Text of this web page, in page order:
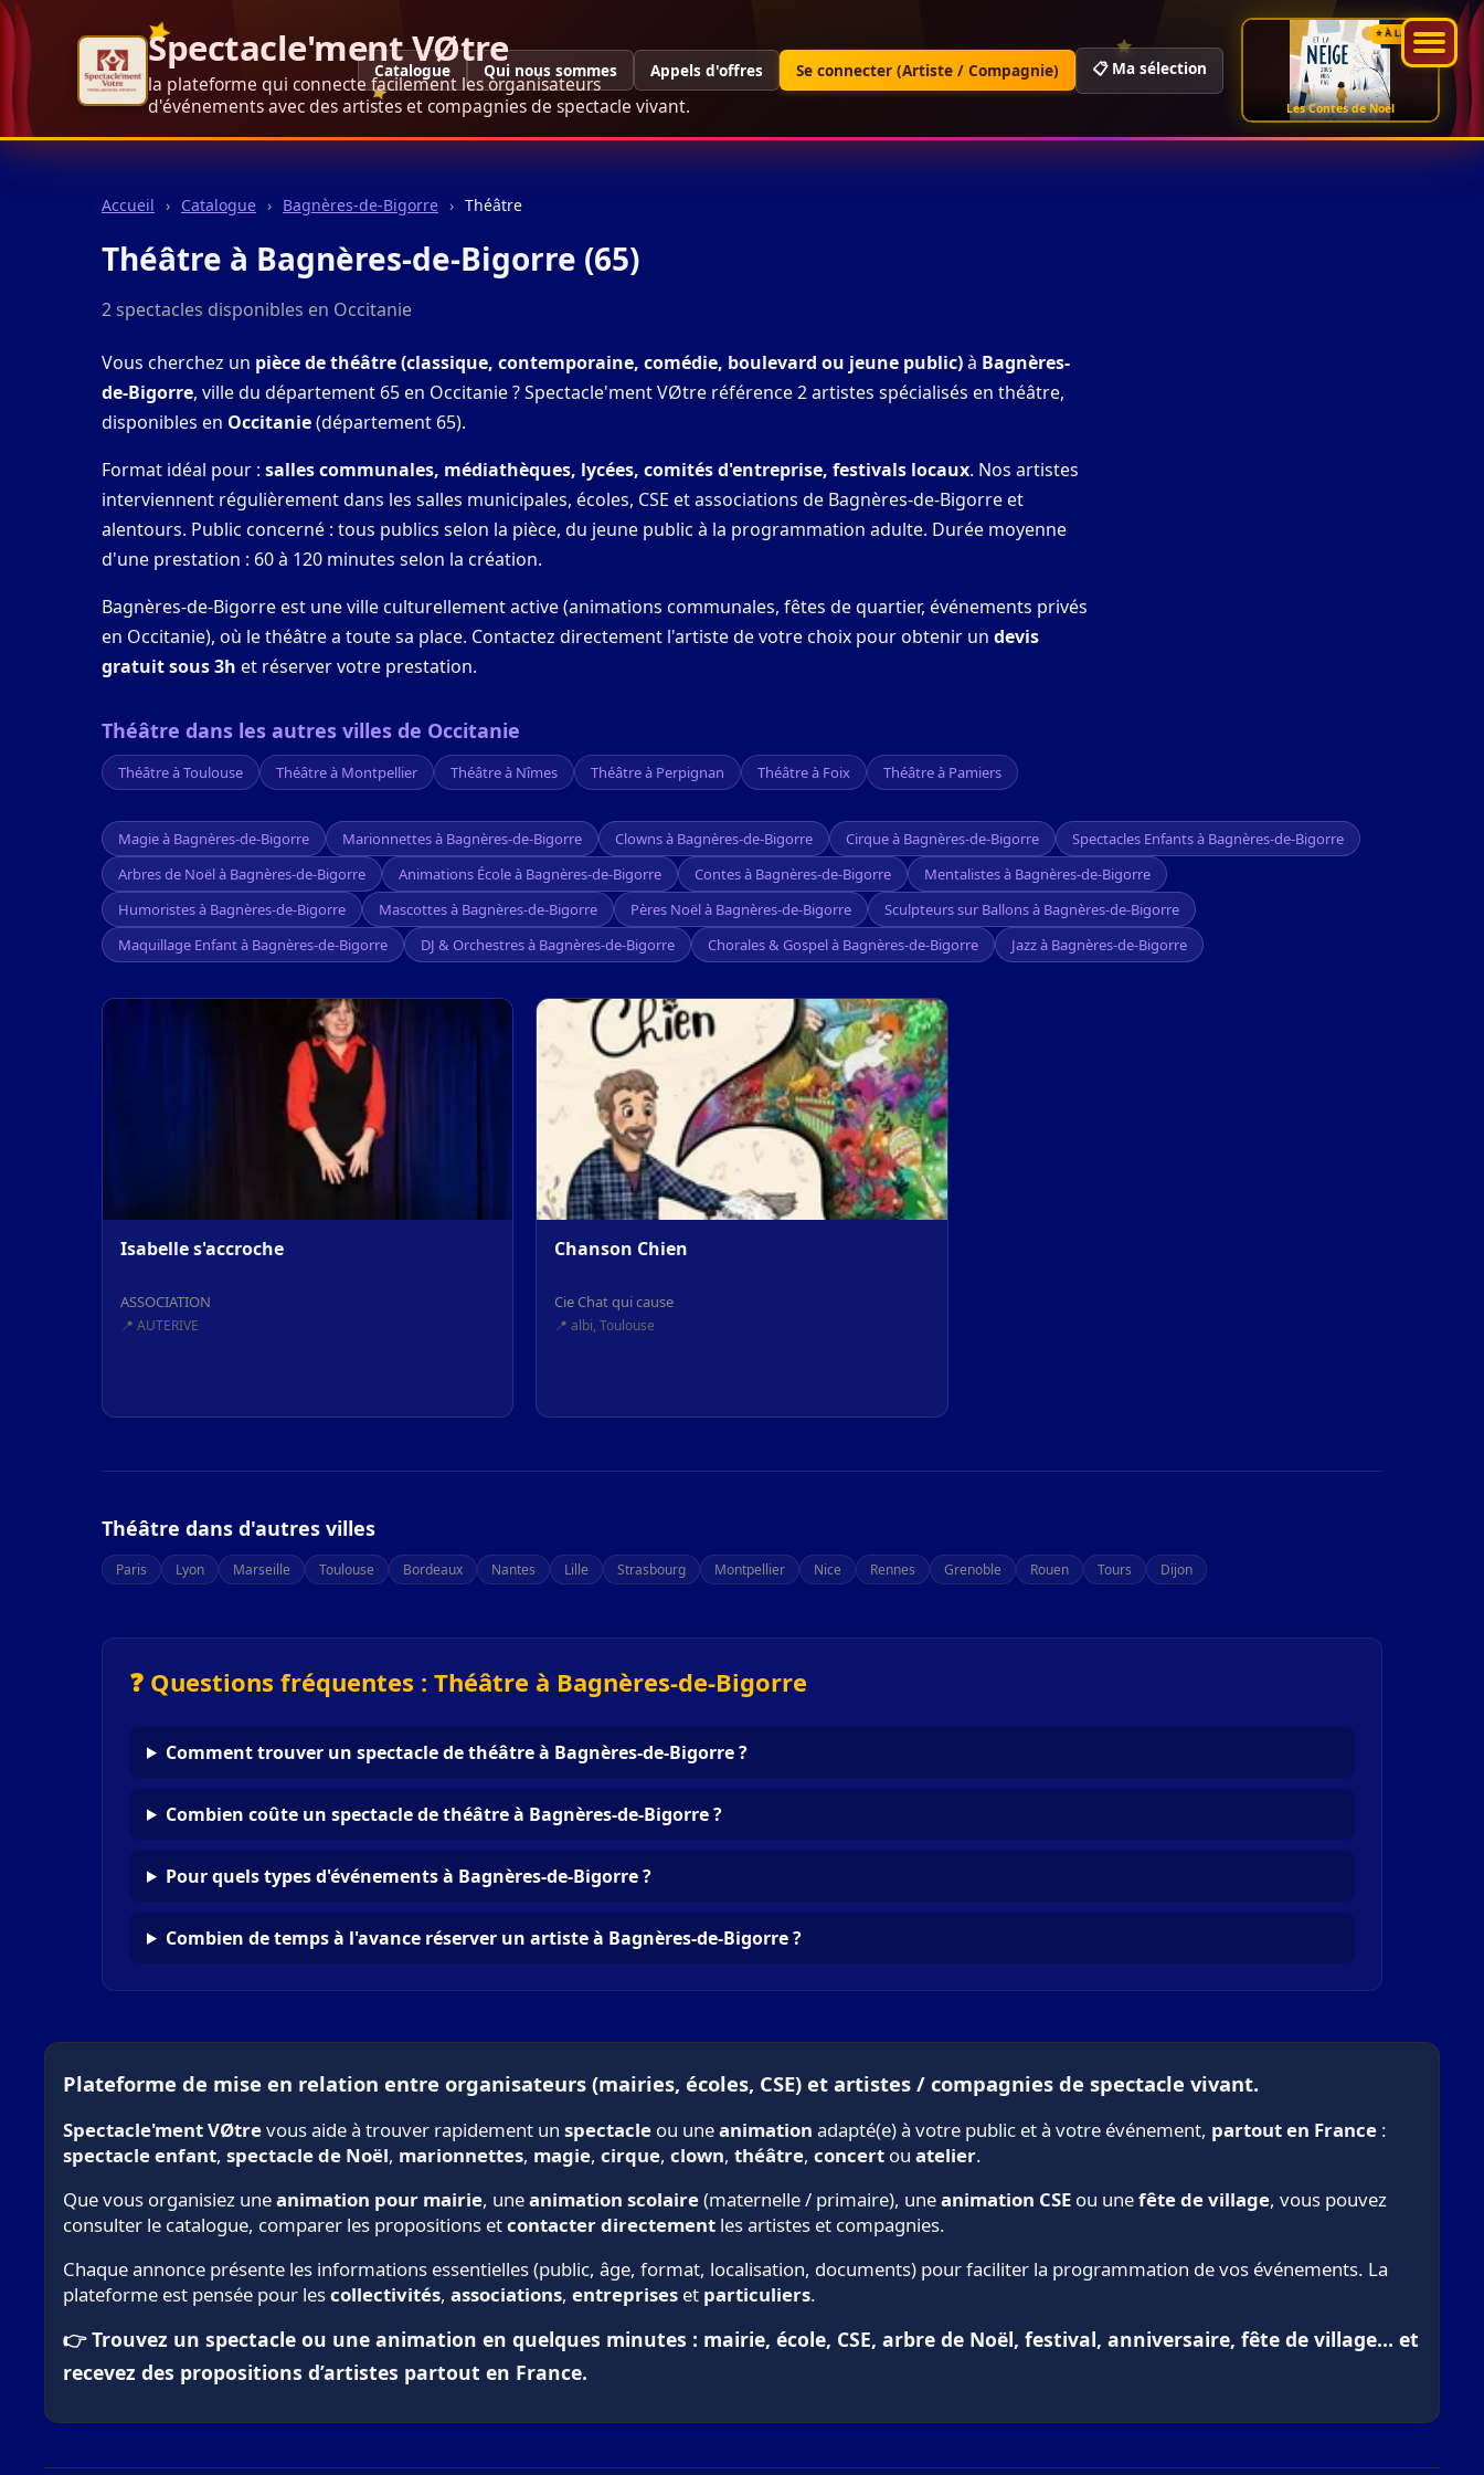
Spectacle'ment VØtre
la plateforme qui connecte facilement les organisateurs
d'événements avec des artistes et compagnies de spectacle vivant.
Catalogue Qui nous sommes Appels d'offres Se connecter (Artiste / Compagnie) 📋 Ma sélection
Les Contes de Noël
⭐ À LA UNE
Accueil › Catalogue › Bagnères-de-Bigorre › Théâtre
Théâtre à Bagnères-de-Bigorre (65)
2 spectacles disponibles en Occitanie
Vous cherchez un pièce de théâtre (classique, contemporaine, comédie, boulevard ou jeune public)à Bagnères-
de-Bigorre, ville du département 65 en Occitanie ? Spectacle'ment VØtre référence 2 artistes spécialisés en théâtre,
disponibles en Occitanie(département 65).
Format idéal pour : salles communales, médiathèques, lycées, comités d'entreprise, festivals locaux. Nos artistes
interviennent régulièrement dans les salles municipales, écoles, CSE et associations de Bagnères-de-Bigorre et
alentours. Public concerné : tous publics selon la pièce, du jeune public à la programmation adulte. Durée moyenne
d'une prestation : 60 à 120 minutes selon la création.
Bagnères-de-Bigorre est une ville culturellement active (animations communales, fêtes de quartier, événements privés
en Occitanie), où le théâtre a toute sa place. Contactez directement l'artiste de votre choix pour obtenir un devis
gratuit sous 3h et réserver votre prestation.
Théâtre dans les autres villes de Occitanie
Théâtre à Toulouse Théâtre à Montpellier Théâtre à Nîmes Théâtre à Perpignan Théâtre à Foix Théâtre à Pamiers
Magie à Bagnères-de-Bigorre Marionnettes à Bagnères-de-Bigorre Clowns à Bagnères-de-Bigorre Cirque à Bagnères-de-Bigorre
Spectacles Enfants à Bagnères-de-Bigorre
Arbres de Noël à Bagnères-de-Bigorre
Animations École à Bagnères-de-Bigorre Contes à Bagnères-de-Bigorre
Mentalistes à Bagnères-de-Bigorre
Humoristes à Bagnères-de-Bigorre
Mascottes à Bagnères-de-Bigorre Pères Noël à Bagnères-de-Bigorre
Sculpteurs sur Ballons à Bagnères-de-Bigorre
Maquillage Enfant à Bagnères-de-Bigorre
DJ & Orchestres à Bagnères-de-Bigorre Chorales & Gospel à Bagnères-de-Bigorre Jazz à Bagnères-de-Bigorre
Isabelle s'accroche
ASSOCIATION
📍 AUTERIVE
Chanson Chien
Cie Chat qui cause
📍 albi, Toulouse
Théâtre dans d'autres villes
Paris Lyon Marseille Toulouse Bordeaux Nantes Lille Strasbourg Montpellier Nice Rennes Grenoble Rouen Tours Dijon
❓ Questions fréquentes : Théâtre à Bagnères-de-Bigorre
Comment trouver un spectacle de théâtre à Bagnères-de-Bigorre ?
Combien coûte un spectacle de théâtre à Bagnères-de-Bigorre ?
Pour quels types d'événements à Bagnères-de-Bigorre ?
Combien de temps à l'avance réserver un artiste à Bagnères-de-Bigorre ?
Plateforme de mise en relation entre organisateurs (mairies, écoles, CSE) et artistes / compagnies de spectacle vivant.
Spectacle'ment VØtrevous aide à trouver rapidement unspectacle ou uneanimation adapté(e) à votre public et à votre événement, partout en France :
spectacle enfant,spectacle de Noël, marionnettes, magie,cirque,clown,théâtre,concert ouatelier.
Que vous organisiez uneanimation pour mairie, uneanimation scolaire(maternelle / primaire), uneanimation CSE ou unefête de village, vous pouvez
consulter le catalogue, comparer les propositions etcontacter directement les artistes et compagnies.
Chaque annonce présente les informations essentielles (public, âge, format, localisation, documents) pour faciliter la programmation de vos événements. La
plateforme est pensée pour lescollectivités,associations,entreprises et particuliers.
👉 Trouvez un spectacle ou une animation en quelques minutes : mairie, école, CSE, arbre de Noël, festival, anniversaire, fête de village… et
recevez des propositions d’artistes partout en France.